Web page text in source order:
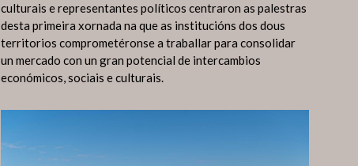
culturais e representantes políticos centraron as palestras
desta primeira xornada na que as institucións dos dous
territorios comprometéronse a traballar para consolidar
un mercado con un gran potencial de intercambios
económicos, sociais e culturais.